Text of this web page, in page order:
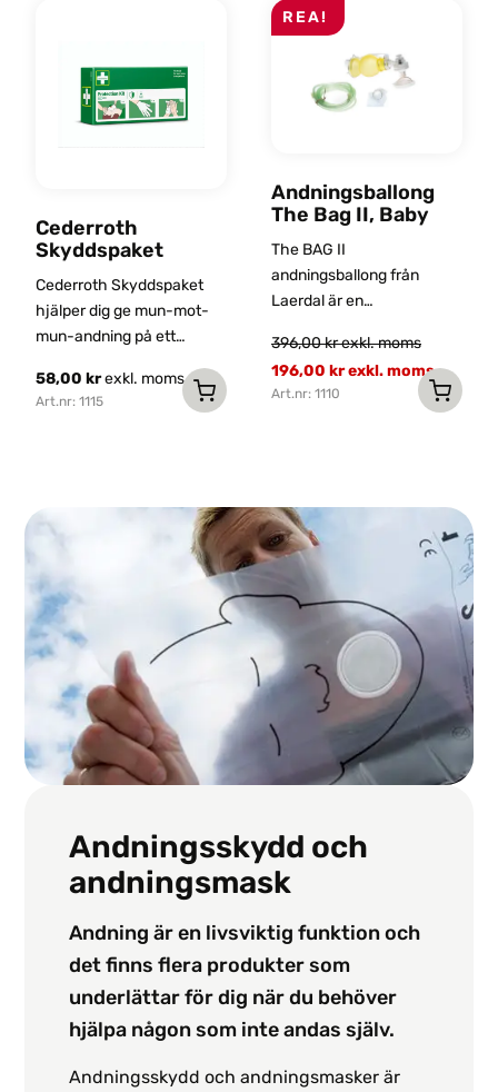
Cederroth
Skyddspaket
Cederroth Skyddspaket
hjälper dig ge mun-mot-
mun-andning på ett
58,00krexkl. moms
Art.nr: 1115
REA!
Andningsballong
The Bag II, Baby
The BAG II
andningsballong från
Laerdal är en
andningsballong avsedd
för patienter som behöver
totalt eller intermittent
396,00krexkl. moms
196,00 krexkl. moms
Art.nr: 1110
Andningsskydd och
andningsmask
Andning är en livsviktig funktion och
det finns flera produkter som
underlättar för dig när du behöver
hjälpa någon som inte andas själv.
Andningsskydd och andningsmasker är